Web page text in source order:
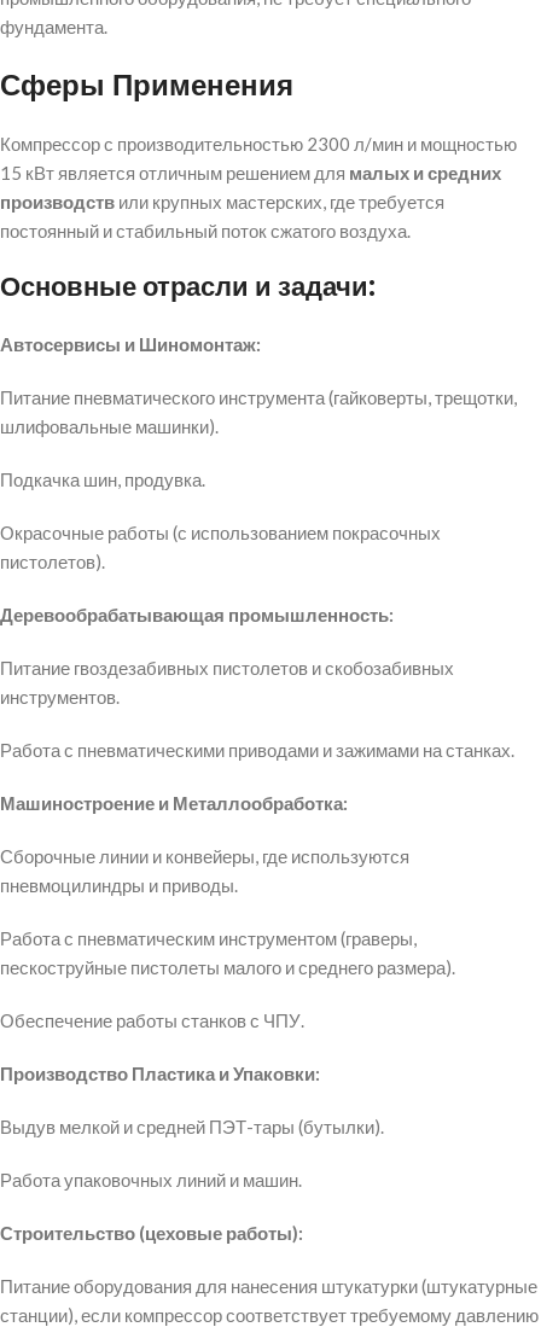
фундамента.
Сферы Применения
Компрессор с производительностью 2300 л/мин и мощностью
15 кВт является отличным решением для малых и средних
производств или крупных мастерских, где требуется
постоянный и стабильный поток сжатого воздуха.
Основные отрасли и задачи:
Автосервисы и Шиномонтаж:
Питание пневматического инструмента (гайковерты, трещотки,
шлифовальные машинки).
Подкачка шин, продувка.
Окрасочные работы (с использованием покрасочных
пистолетов).
Деревообрабатывающая промышленность:
Питание гвоздезабивных пистолетов и скобозабивных
инструментов.
Работа с пневматическими приводами и зажимами на станках.
Машиностроение и Металлообработка:
Сборочные линии и конвейеры, где используются
пневмоцилиндры и приводы.
Работа с пневматическим инструментом (граверы,
пескоструйные пистолеты малого и среднего размера).
Обеспечение работы станков с ЧПУ.
Производство Пластика и Упаковки:
Выдув мелкой и средней ПЭТ-тары (бутылки).
Работа упаковочных линий и машин.
Строительство (цеховые работы):
Питание оборудования для нанесения штукатурки (штукатурные
станции), если компрессор соответствует требуемому давлению